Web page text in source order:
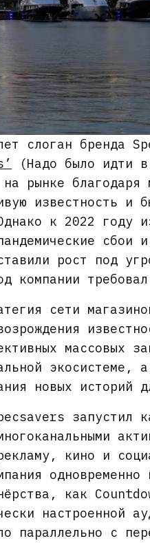
слоган бренда
(Надо было идти
рынке благодаря
известность и
к 2022 году
сбои
рост под
компании
сети
массовых
экосистеме,
новых историй
запустил
кино и
одновременно
как
настроенной
параллельно с